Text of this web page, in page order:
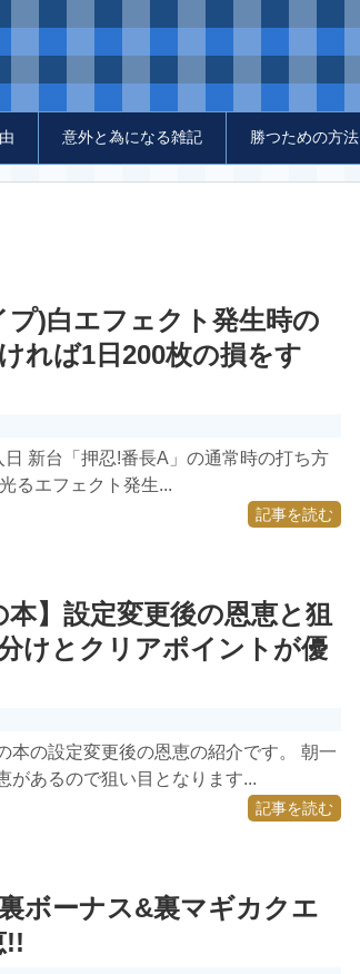
意外と為になる雑記 勝つための方法
)白エフェクト発生時の
れば1日200枚の損をす
新台「押忍!番長A」の通常時の打ち方
るエフェクト発生...
記事を読む
本】設定変更後の恩恵と狙
けとクリアポイントが優
本の設定変更後の恩恵の紹介です。 朝一
があるので狙い目となります...
記事を読む
ボーナス&裏マギカクエ
!!